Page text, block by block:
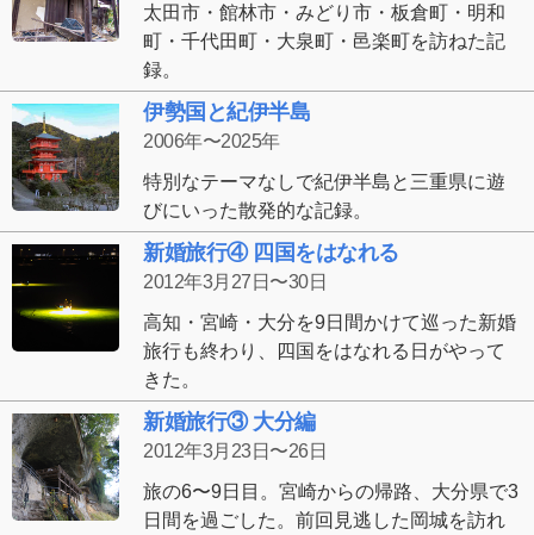
太田市・館林市・みどり市・板倉町・明和
町・千代田町・大泉町・邑楽町を訪ねた記
録。
伊勢国と紀伊半島
2006年〜2025年
特別なテーマなしで紀伊半島と三重県に遊
びにいった散発的な記録。
新婚旅行④ 四国をはなれる
2012年3月27日〜30日
高知・宮崎・大分を9日間かけて巡った新婚
旅行も終わり、四国をはなれる日がやって
きた。
新婚旅行③ 大分編
2012年3月23日〜26日
旅の6〜9日目。宮崎からの帰路、大分県で3
日間を過ごした。前回見逃した岡城を訪れ